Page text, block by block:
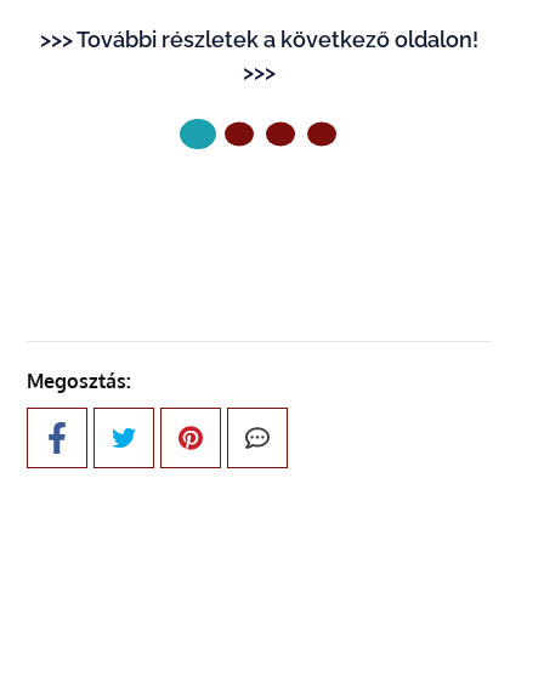
>>> További részletek a következő oldalon!
>>>
Megosztás: